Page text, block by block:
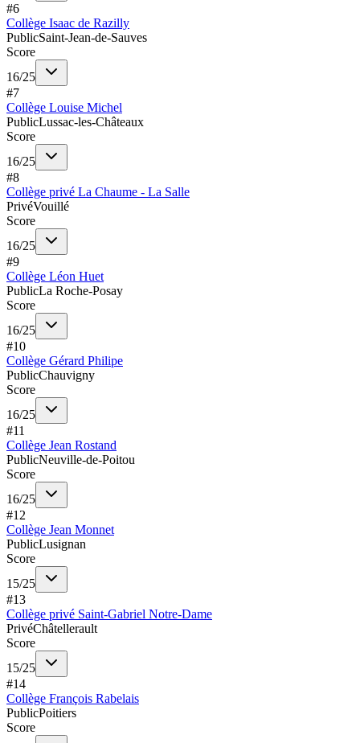
#6
Collège Isaac de Razilly
PublicSaint-Jean-de-Sauves
Score
16/25
#7
Collège Louise Michel
PublicLussac-les-Châteaux
Score
16/25
#8
Collège privé La Chaume - La Salle
PrivéVouillé
Score
16/25
#9
Collège Léon Huet
PublicLa Roche-Posay
Score
16/25
#10
Collège Gérard Philipe
PublicChauvigny
Score
16/25
#11
Collège Jean Rostand
PublicNeuville-de-Poitou
Score
16/25
#12
Collège Jean Monnet
PublicLusignan
Score
15/25
#13
Collège privé Saint-Gabriel Notre-Dame
PrivéChâtellerault
Score
15/25
#14
Collège François Rabelais
PublicPoitiers
Score